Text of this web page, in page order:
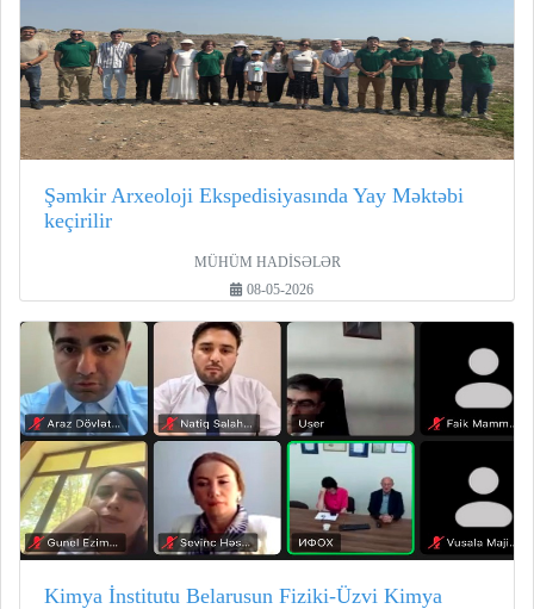
Şəmkir Arxeoloji Ekspedisiyasında Yay Məktəbi
keçirilir
MÜHÜM HADİSƏLƏR
08-05-2026
Kimya İnstitutu Belarusun Fiziki-Üzvi Kimya